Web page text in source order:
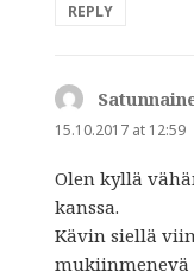
REPLY
15.10.2017 at 12:59
Olen kyllä
kanssa.
Kävin siellä